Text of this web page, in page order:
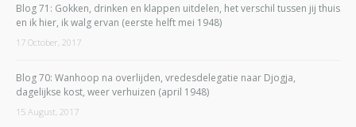
Blog 71: Gokken, drinken en klappen uitdelen, het verschil tussen jij thuis
en ik hier, ik walg ervan (eerste helft mei 1948)
17 October, 2017
Blog 70: Wanhoop na overlijden, vredesdelegatie naar Djogja,
dagelijkse kost, weer verhuizen (april 1948)
15 August, 2017